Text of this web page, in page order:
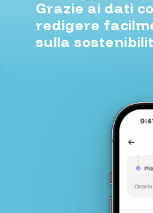
Grazie ai dati
redigere
sulla